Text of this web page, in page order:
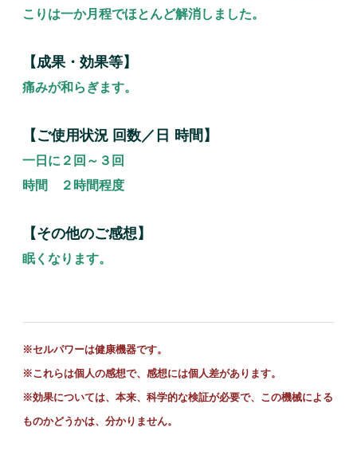
こりは一か月程でほとんど解消しました。
【成果・効果等】
痛みが和らぎます。
【ご使用状況 回数／日 時間】
一日に２回～３回
時間 ２時間程度
【その他のご感想】
眠くなります。
※セルパワーは健康機器です。
※これらは個人の感想で、感想には個人差があります。
※効果については、本来、科学的な検証が必要で、この機械による
ものかどうかは、分かりません。